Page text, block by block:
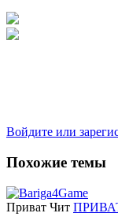
Войдите или
Похожие темы
Приват Чит